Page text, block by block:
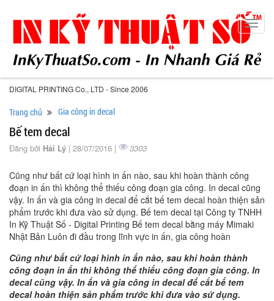
DIGITAL PRINTING Co., LTD - Since 2006
Trang chủ Gia công in decal
Bế tem decal
Đăng bởi Hải Lý | 28/07/2016 | 3303
Cũng như bất cứ loại hình in ấn nào, sau khi hoàn thành công
đoạn in ấn thì không thể thiếu công đoạn gia công. In decal cũng
vậy. In ấn và gia công in decal để cắt bế tem decal hoàn thiện sản
phẩm trước khi đưa vào sử dụng. Bế tem decal tại Công ty TNHH
In Kỹ Thuật Số - Digital Printing Bế tem decal bằng máy Mimaki
Nhật Bản Luôn đi đầu trong lĩnh vực in ấn, gia công hoàn
Cũng như bất cứ loại hình in ấn nào, sau khi hoàn thành
công đoạn in ấn thì không thể thiếu công đoạn gia công. In
decal cũng vậy. In ấn và gia công in decal để cắt bế tem
decal hoàn thiện sản phẩm trước khi đưa vào sử dụng.